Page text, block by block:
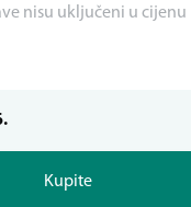
nisu uključeni u cijenu
Kupite